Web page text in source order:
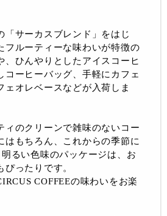
「サーカスブレンド」をはじ
フルーティーな味わいが特徴の
、ひんやりとしたアイスコーヒ
コーヒーバッグ、手軽にカフェ
ェオレベースなどが入荷しま
ィのクリーンで雑味のないコー
はもちろん、これからの季節に
るい色味のパッケージは、お
ったりです。
COFFEEの味わいをお楽